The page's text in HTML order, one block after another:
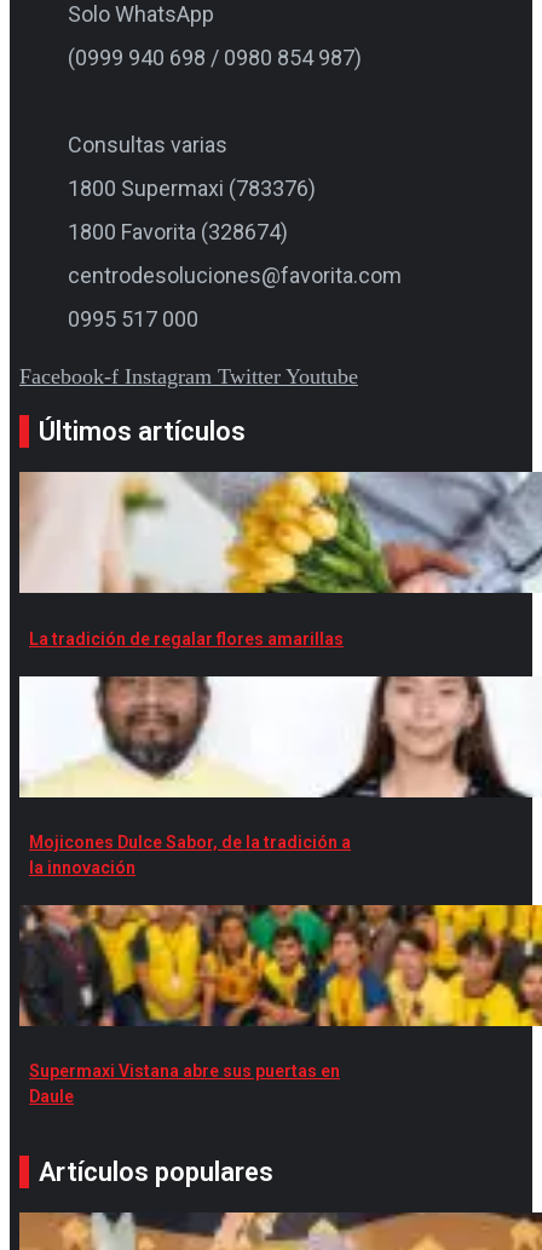
Solo WhatsApp
(0999 940 698 / 0980 854 987)
Consultas varias
1800 Supermaxi (783376)
1800 Favorita (328674)
centrodesoluciones@favorita.com
0995 517 000
Facebook-f Instagram Twitter Youtube
Últimos artículos
La tradición de regalar flores amarillas
Mojicones Dulce Sabor, de la tradición a
la innovación
Supermaxi Vistana abre sus puertas en
Daule
Artículos populares